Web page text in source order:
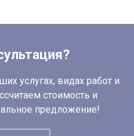
услугах, видах работ и
стоимость и
предложение!